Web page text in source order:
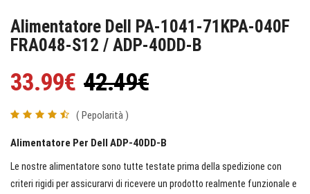
Alimentatore Dell PA-1041-71KPA-040F
FRA048-S12 / ADP-40DD-B
33.99€ 42.49€
( Pepolarità )
Alimentatore Per Dell ADP-40DD-B
Le nostre alimentatore sono tutte testate prima della spedizione con
criteri rigidi per assicurarvi di ricevere un prodotto realmente funzionale e